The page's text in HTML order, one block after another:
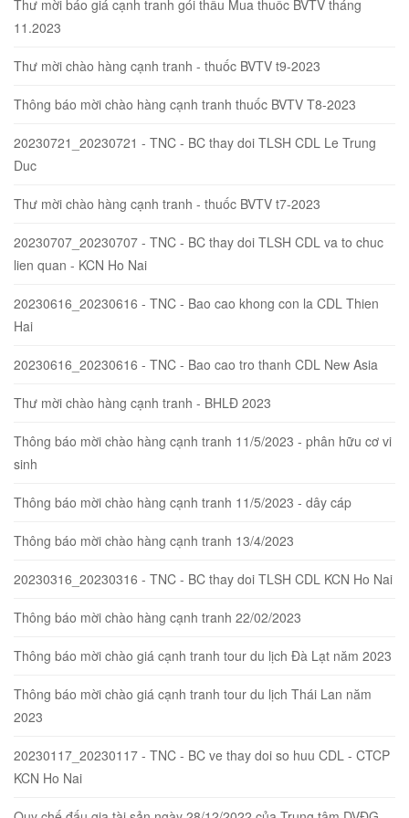
Thư mời báo giá cạnh tranh gói thầu Mua thuốc BVTV tháng
11.2023
Thư mời chào hàng cạnh tranh - thuốc BVTV t9-2023
Thông báo mời chào hàng cạnh tranh thuốc BVTV T8-2023
20230721_20230721 - TNC - BC thay doi TLSH CDL Le Trung
Duc
Thư mời chào hàng cạnh tranh - thuốc BVTV t7-2023
20230707_20230707 - TNC - BC thay doi TLSH CDL va to chuc
lien quan - KCN Ho Nai
20230616_20230616 - TNC - Bao cao khong con la CDL Thien
Hai
20230616_20230616 - TNC - Bao cao tro thanh CDL New Asia
Thư mời chào hàng cạnh tranh - BHLĐ 2023
Thông báo mời chào hàng cạnh tranh 11/5/2023 - phân hữu cơ vi
sinh
Thông báo mời chào hàng cạnh tranh 11/5/2023 - dây cáp
Thông báo mời chào hàng cạnh tranh 13/4/2023
20230316_20230316 - TNC - BC thay doi TLSH CDL KCN Ho Nai
Thông báo mời chào hàng cạnh tranh 22/02/2023
Thông báo mời chào giá cạnh tranh tour du lịch Đà Lạt năm 2023
Thông báo mời chào giá cạnh tranh tour du lịch Thái Lan năm
2023
20230117_20230117 - TNC - BC ve thay doi so huu CDL - CTCP
KCN Ho Nai